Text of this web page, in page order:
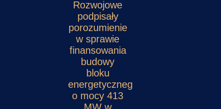
Rozwojowe
podpisały
porozumienie
w sprawie
finansowania
budowy
bloku
energetycznego
o mocy 413